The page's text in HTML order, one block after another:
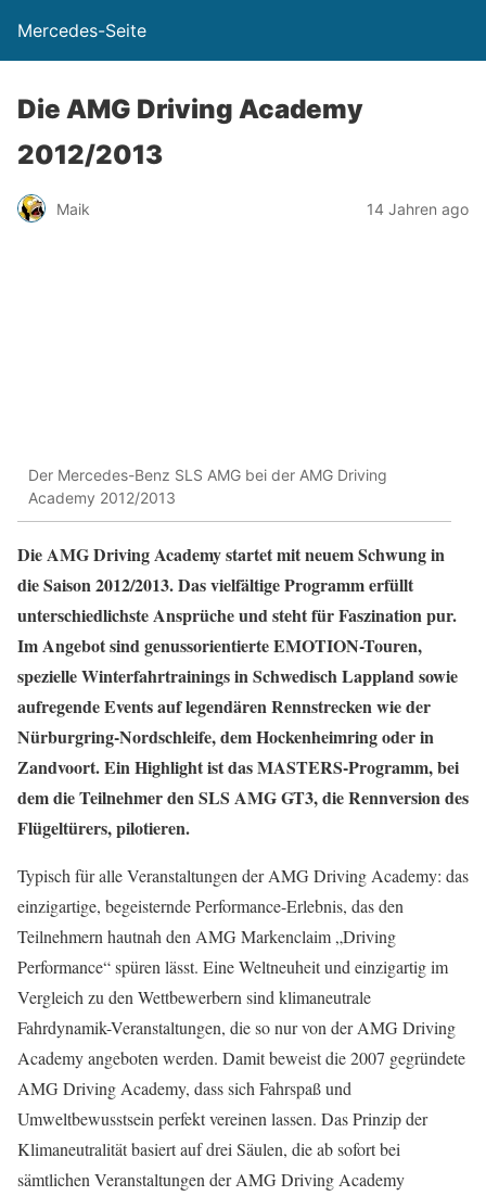
Mercedes-Seite
Die AMG Driving Academy
2012/2013
Maik 14 Jahren ago
Der Mercedes-Benz SLS AMG bei der AMG Driving
Academy 2012/2013
Die AMG Driving Academy startet mit neuem Schwung in
die Saison 2012/2013. Das vielfältige Programm erfüllt
unterschiedlichste Ansprüche und steht für Faszination pur.
Im Angebot sind genussorientierte EMOTION-Touren,
spezielle Winterfahrtrainings in Schwedisch Lappland sowie
aufregende Events auf legendären Rennstrecken wie der
Nürburgring-Nordschleife, dem Hockenheimring oder in
Zandvoort. Ein Highlight ist das MASTERS-Programm, bei
dem die Teilnehmer den SLS AMG GT3, die Rennversion des
Flügeltürers, pilotieren.
Typisch für alle Veranstaltungen der AMG Driving Academy: das
einzigartige, begeisternde Performance-Erlebnis, das den
Teilnehmern hautnah den AMG Markenclaim „Driving
Performance“ spüren lässt. Eine Weltneuheit und einzigartig im
Vergleich zu den Wettbewerbern sind klimaneutrale
Fahrdynamik-Veranstaltungen, die so nur von der AMG Driving
Academy angeboten werden. Damit beweist die 2007 gegründete
AMG Driving Academy, dass sich Fahrspaß und
Umweltbewusstsein perfekt vereinen lassen. Das Prinzip der
Klimaneutralität basiert auf drei Säulen, die ab sofort bei
sämtlichen Veranstaltungen der AMG Driving Academy